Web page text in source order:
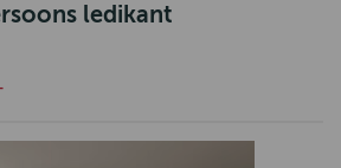
ledikant